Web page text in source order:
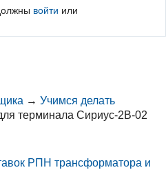
войти или
→Учимся делать
терминала Сириус-2В-02
РПН трансформатора и